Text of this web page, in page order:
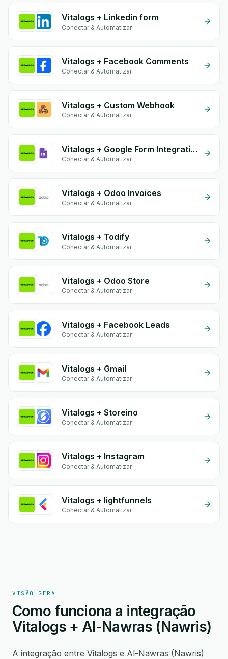
Vitalogs + Linkedin form
Conectar & Automatizar
Vitalogs + Facebook Comments
Conectar & Automatizar
Vitalogs + Custom Webhook
Conectar & Automatizar
Vitalogs + Google Form Integration
Conectar & Automatizar
Vitalogs + Odoo Invoices
Conectar & Automatizar
Vitalogs + Todify
Conectar & Automatizar
Vitalogs + Odoo Store
Conectar & Automatizar
Vitalogs + Facebook Leads
Conectar & Automatizar
Vitalogs + Gmail
Conectar & Automatizar
Vitalogs + Storeino
Conectar & Automatizar
Vitalogs + Instagram
Conectar & Automatizar
Vitalogs + lightfunnels
Conectar & Automatizar
VISÃO GERAL
Como funciona a integração
Vitalogs + Al-Nawras (Nawris)
A integração entre Vitalogs e Al-Nawras (Nawris)